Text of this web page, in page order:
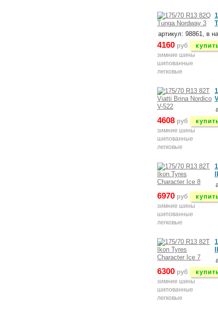
артикул: 98861, в
4160 руб
зимние шины
шипованные
легковые
4608 руб
зимние шины
шипованные
легковые
6970 руб
зимние шины
шипованные
легковые
6300 руб
зимние шины
шипованные
легковые